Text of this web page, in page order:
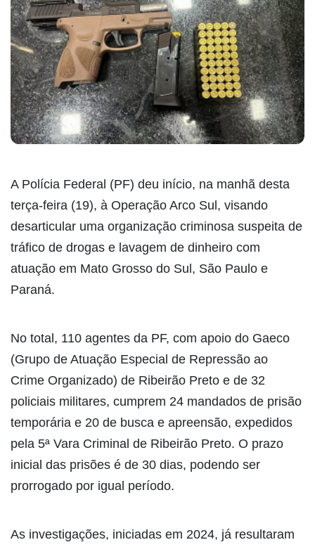
A Polícia Federal (PF) deu início, na manhã desta
terça-feira (19), à Operação Arco Sul, visando
desarticular uma organização criminosa suspeita de
tráfico de drogas e lavagem de dinheiro com
atuação em Mato Grosso do Sul, São Paulo e
Paraná.
No total, 110 agentes da PF, com apoio do Gaeco
(Grupo de Atuação Especial de Repressão ao
Crime Organizado) de Ribeirão Preto e de 32
policiais militares, cumprem 24 mandados de prisão
temporária e 20 de busca e apreensão, expedidos
pela 5ª Vara Criminal de Ribeirão Preto. O prazo
inicial das prisões é de 30 dias, podendo ser
prorrogado por igual período.
As investigações, iniciadas em 2024, já resultaram